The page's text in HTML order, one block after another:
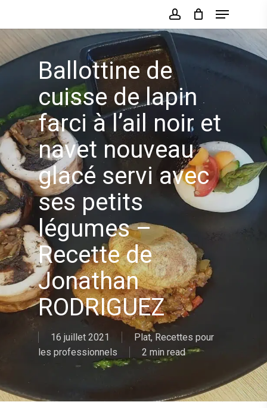
main
content
account
Menu
Ballottine de
cuisse de lapin
farci à l’ail noir et
navet nouveau
glacé servi avec
ses petits
légumes –
Recette de
Jonathan
RODRIGUEZ
16 juillet 2021 Plat, Recettes pour
les professionnels
2 min read